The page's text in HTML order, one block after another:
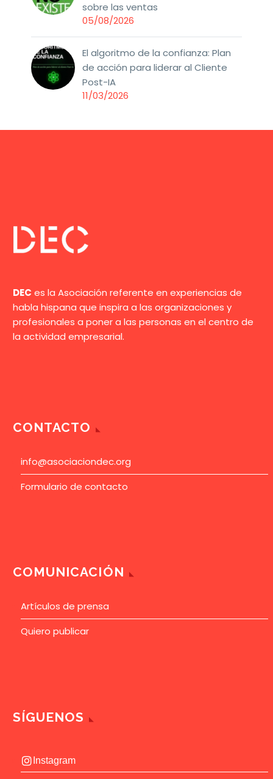
sobre las ventas
05/08/2026
El algoritmo de la confianza: Plan
de acción para liderar al Cliente
Post-IA
11/03/2026
DEC es la Asociación referente en experiencias de
habla hispana que inspira a las organizaciones y
profesionales a poner a las personas en el centro de
la actividad empresarial.
CONTACTO
info@asociaciondec.org
Formulario de contacto
COMUNICACIÓN
Artículos de prensa
Quiero publicar
SÍGUENOS
Instagram